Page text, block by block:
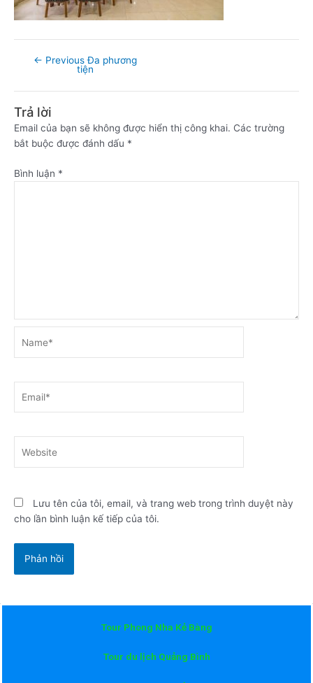
← Previous Đa phương
tiện
Trả lời
Email của bạn sẽ không được hiển thị công khai. Các trường
bắt buộc được đánh dấu *
Bình luận *
Lưu tên của tôi, email, và trang web trong trình duyệt này
cho lần bình luận kế tiếp của tôi.
Tour Phong Nha Kẻ Bàng
Tour du lịch Quảng Bình